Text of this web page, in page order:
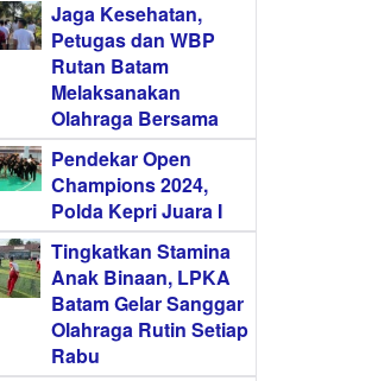
Jaga Kesehatan,
Petugas dan WBP
Rutan Batam
Melaksanakan
Olahraga Bersama
Pendekar Open
Champions 2024,
Polda Kepri Juara I
Tingkatkan Stamina
Anak Binaan, LPKA
Batam Gelar Sanggar
Olahraga Rutin Setiap
Rabu